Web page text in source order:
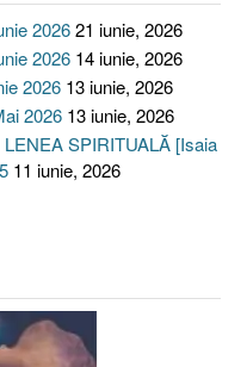
202621 iunie, 2026
2026 14 iunie, 2026
2026 13 iunie, 2026
2026 13 iunie, 2026
SPIRITUALĂ [Isaia
11 iunie, 2026